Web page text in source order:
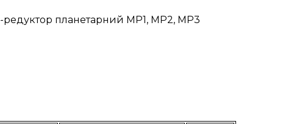
редуктор планетарний МР1, МР2, МР3